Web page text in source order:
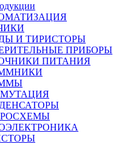
И ТИРИСТОРЫ
ПРИБОРЫ
ПИТАНИЯ